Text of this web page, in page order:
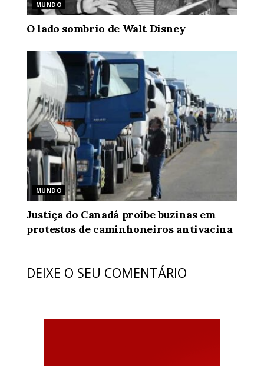
MUNDO
O lado sombrio de Walt Disney
MUNDO
Justiça do Canadá proíbe buzinas em
protestos de caminhoneiros antivacina
DEIXE O SEU COMENTÁRIO